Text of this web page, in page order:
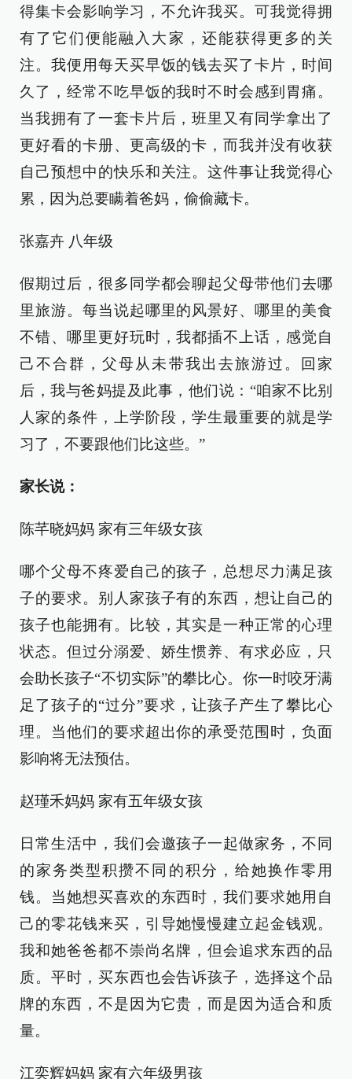
得集卡会影响学习，不允许我买。可我觉得拥
有了它们便能融入大家，还能获得更多的关
注。我便用每天买早饭的钱去买了卡片，时间
久了，经常不吃早饭的我时不时会感到胃痛。
当我拥有了一套卡片后，班里又有同学拿出了
更好看的卡册、更高级的卡，而我并没有收获
自己预想中的快乐和关注。这件事让我觉得心
累，因为总要瞒着爸妈，偷偷藏卡。
张嘉卉 八年级
假期过后，很多同学都会聊起父母带他们去哪
里旅游。每当说起哪里的风景好、哪里的美食
不错、哪里更好玩时，我都插不上话，感觉自
己不合群，父母从未带我出去旅游过。回家
后，我与爸妈提及此事，他们说：“咱家不比别
人家的条件，上学阶段，学生最重要的就是学
习了，不要跟他们比这些。”
家长说：
陈芊晓妈妈 家有三年级女孩
哪个父母不疼爱自己的孩子，总想尽力满足孩
子的要求。别人家孩子有的东西，想让自己的
孩子也能拥有。比较，其实是一种正常的心理
状态。但过分溺爱、娇生惯养、有求必应，只
会助长孩子“不切实际”的攀比心。你一时咬牙满
足了孩子的“过分”要求，让孩子产生了攀比心
理。当他们的要求超出你的承受范围时，负面
影响将无法预估。
赵瑾禾妈妈 家有五年级女孩
日常生活中，我们会邀孩子一起做家务，不同
的家务类型积攒不同的积分，给她换作零用
钱。当她想买喜欢的东西时，我们要求她用自
己的零花钱来买，引导她慢慢建立起金钱观。
我和她爸爸都不崇尚名牌，但会追求东西的品
质。平时，买东西也会告诉孩子，选择这个品
牌的东西，不是因为它贵，而是因为适合和质
量。
江奕辉妈妈 家有六年级男孩